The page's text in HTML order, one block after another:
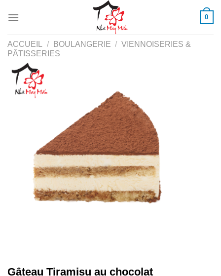
0
ACCUEIL / BOULANGERIE / VIENNOISERIES &
PÂTISSERIES
Gâteau Tiramisu au chocolat